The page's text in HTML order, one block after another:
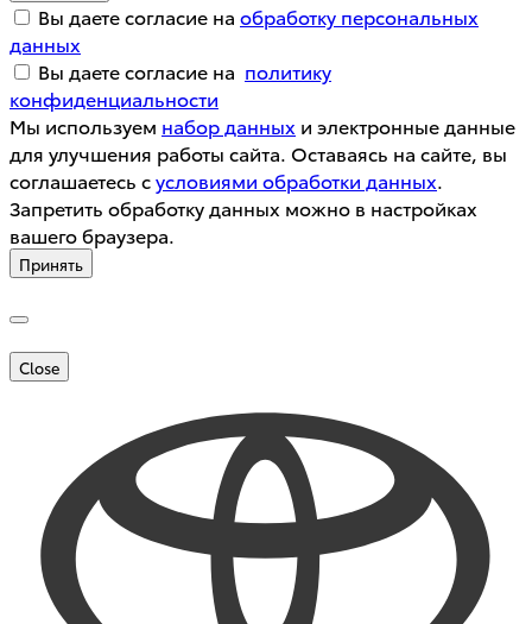
Вы даете согласие на обработку персональных
данных
Вы даете согласие на политику
конфиденциальности
Мы используем набор данных и электронные данные
для улучшения работы сайта. Оставаясь на сайте, вы
соглашаетесь сусловиями обработки данных.
Запретить обработку данных можно в настройках
вашего браузера.
Принять
Close